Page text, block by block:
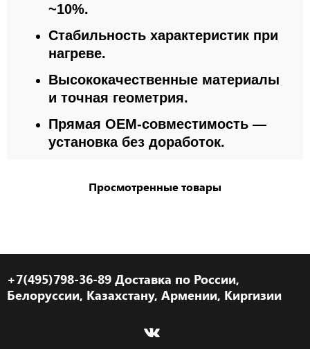
~10%.
Стабильность характеристик при
нагреве.
Высококачественные материалы
и точная геометрия.
Прямая OEM-совместимость —
установка без доработок.
Просмотренные товары
+7(495)798-36-89 Доставка по России,
Белоруссии, Казахстану, Армении, Киргизии